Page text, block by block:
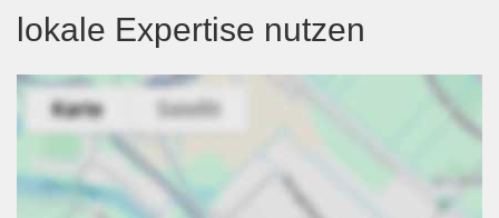
lokale Expertise nutzen